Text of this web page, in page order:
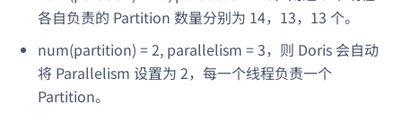
各自负责的 Partition 数量分别为 14，13，13 个。
num(partition) = 2, parallelism = 3，则 Doris 会自动
将 Parallelism 设置为 2，每一个线程负责一个
Partition。